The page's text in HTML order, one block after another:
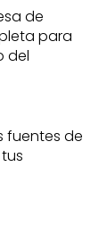
de
para
del
fuentes de